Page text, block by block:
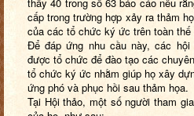
thấy 40 trong số 63 báo cáo nêu
cấp trong trường hợp xảy ra thảm
của các tổ chức ký ức trên toàn thế
Để đáp ứng nhu cầu này, các
được tổ chức để đào tạo các
tổ chức ký ức nhằm giúp họ xây
ứng phó và phục hồi sau thảm họa.
Tại Hội thảo, một số người tham